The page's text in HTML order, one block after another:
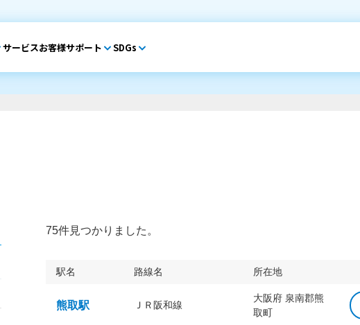
サービスお客様サポート SDGs
75件見つかりました。
駅名 路線名 所在地
熊取駅 ＪＲ阪和線
大阪府 泉南郡熊
取町